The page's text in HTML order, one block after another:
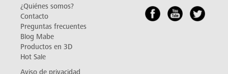
¿Quiénes somos?
Contacto
Preguntas frecuentes
Blog Mabe
Productos en 3D
Hot Sale
Aviso de privacidad